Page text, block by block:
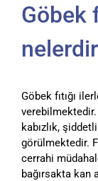
Göbek
Göbek fıtığı
verebilmektedir.
kabızlık,
görülmektedir.
cerrahi
bağırsakta kan